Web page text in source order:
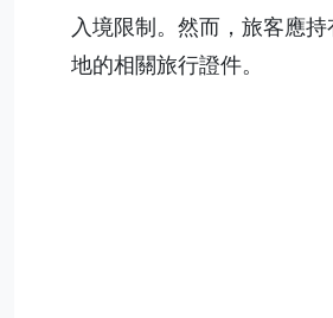
入境限制。然而，旅客應
地的相關旅行證件。